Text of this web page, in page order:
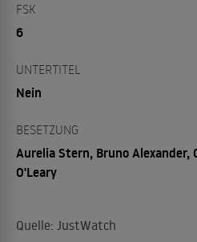
FSK
6
UNTERTITEL
Nein
BESETZUNG
Aurelia Stern, Bruno Alexander,
O'Leary
Quelle: JustWatch